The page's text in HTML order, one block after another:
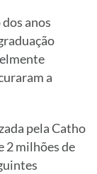
anos
a
pela Catho
2 milhões de